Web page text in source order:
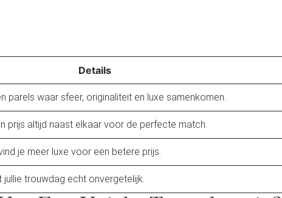
Details
parels waar sfeer, originaliteit en luxe samenkomen.
prijs altijd naast elkaar voor de perfecte match.
je meer luxe voor een betere prijs.
jullie trouwdag echt onvergetelijk.